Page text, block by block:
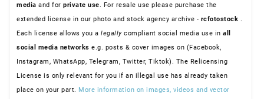
media and for private use. For resale use please purchase the
extended license in our photo and stock agency archive - rcfotostock .
Each license allows you a legallycompliant social media use in all
social media networks e.g. posts & cover images on (Facebook,
Instagram, WhatsApp, Telegram, Twitter, Tiktok). The Relicensing
License is only relevant for you if an illegal use has already taken
place on your part. More information on images, videos and vector